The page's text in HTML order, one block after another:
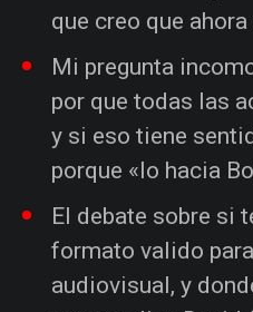
que creo que
Mi pregunta
por que todas las
y si eso tiene
porque «lo hacia
El debate sobre si
formato valido
audiovisual, y